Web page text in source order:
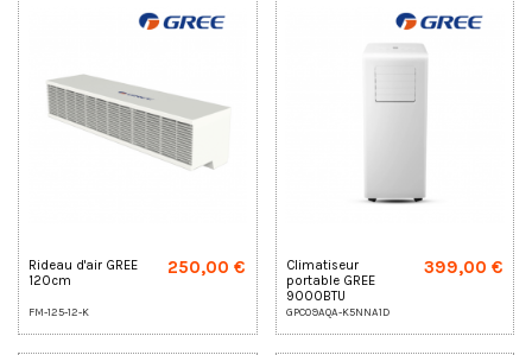
Rideau d'air GREE
120cm
FM-125-12-K
250,00 €
Climatiseur
portable GREE
9000BTU
GPC09AQA-K5NNA1D
399,00 €